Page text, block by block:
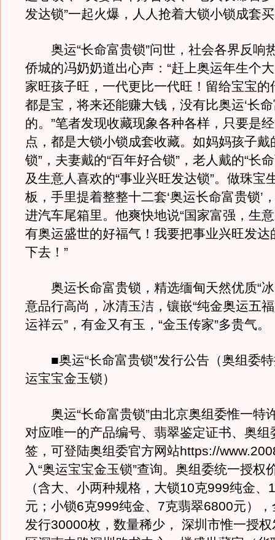
发达锁”一起火爆，人人抢着大锁小锁成套买
奥运“长命富贵锁”问世，社会各界反响
侨城的冯奶奶道出心声：“赶上奥运年生个
家旺孩子旺，一代更比一代旺！留给宝宝的
都是宝，将来还能赚大钱，没有比奥运‘长命
的。”笔者发现收藏现象各种各样，只要是
点，都是大锁小锁成套收藏。如妈妈孩子戴
锁”，夫妻戴的“百年好合锁”，老人戴的“长
及生意人喜欢的“事业兴旺发达锁”。做珠宝
板，手里提着整整十二套‘奥运长命富贵锁’
进汽车尾箱里。他爽快地说“国家富强，生
有奥运盛世的好福气！我要把事业兴旺发达
下去！”
奥运长命富贵锁，精选缅甸天然优质“冰
意品行高尚，冰清玉洁，镶嵌“纯金奥运五福
运祥云”，有金又有玉，“金玉传家”多贵气。
■奥运“长命富贵锁”发行公告（奥组委特
运宝宝金玉锁）
奥运“长命富贵锁”由北京奥组委惟一特
对应唯一的产品编号、翡翠鉴定证书、奥组
签，可登陆奥组委官方网站https://
入“奥运宝宝金玉锁”查询。奥组委统一授权
（含大、小两种规格，大锁10克999纯金
元；小锁6克999纯金、7克翡翠6800元）
发行30000枚，数量稀少， 深圳市惟一授